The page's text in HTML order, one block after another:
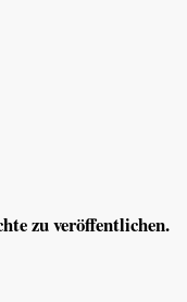
zu veröffentlichen.